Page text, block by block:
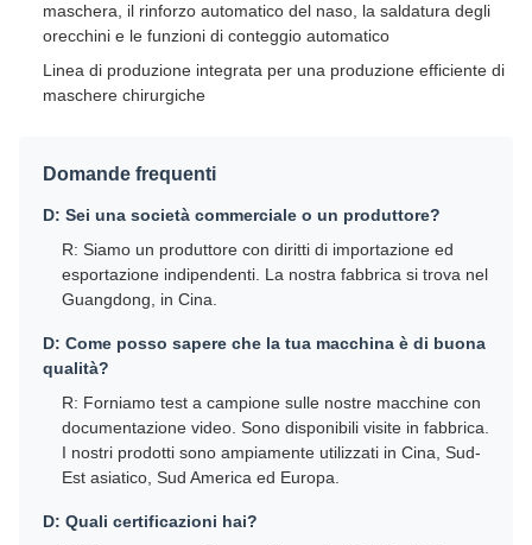
maschera, il rinforzo automatico del naso, la saldatura degli
orecchini e le funzioni di conteggio automatico
Linea di produzione integrata per una produzione efficiente di
maschere chirurgiche
Domande frequenti
D: Sei una società commerciale o un produttore?
R: Siamo un produttore con diritti di importazione ed
esportazione indipendenti. La nostra fabbrica si trova nel
Guangdong, in Cina.
D: Come posso sapere che la tua macchina è di buona
qualità?
R: Forniamo test a campione sulle nostre macchine con
documentazione video. Sono disponibili visite in fabbrica.
I nostri prodotti sono ampiamente utilizzati in Cina, Sud-
Est asiatico, Sud America ed Europa.
D: Quali certificazioni hai?